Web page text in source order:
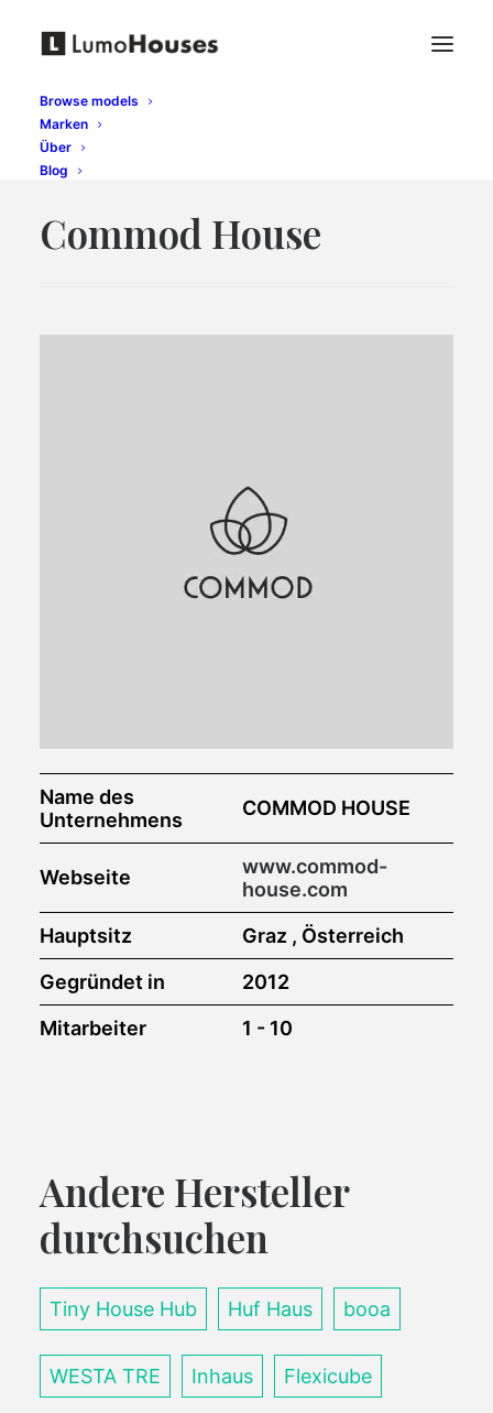
Browse models
Marken
Über
Blog
Commod House
Name des
Unternehmens
COMMOD HOUSE
Webseite
www.commod-
house.com
Hauptsitz
Graz , Österreich
Gegründet in
2012
Mitarbeiter
1 - 10
Andere Hersteller
durchsuchen
Tiny House Hub Huf Haus booa
WESTA TRE Inhaus Flexicube